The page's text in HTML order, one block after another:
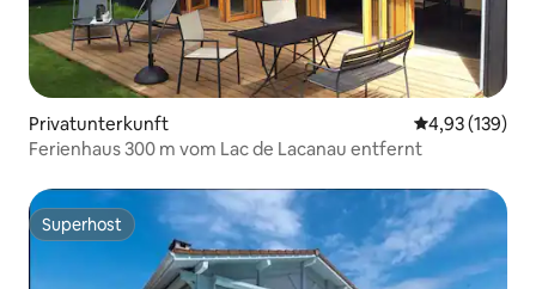
Privatunterkunft
4,93 (139)
Ferienhaus 300 m vom Lac de Lacanau entfernt
Superhost
Superhost